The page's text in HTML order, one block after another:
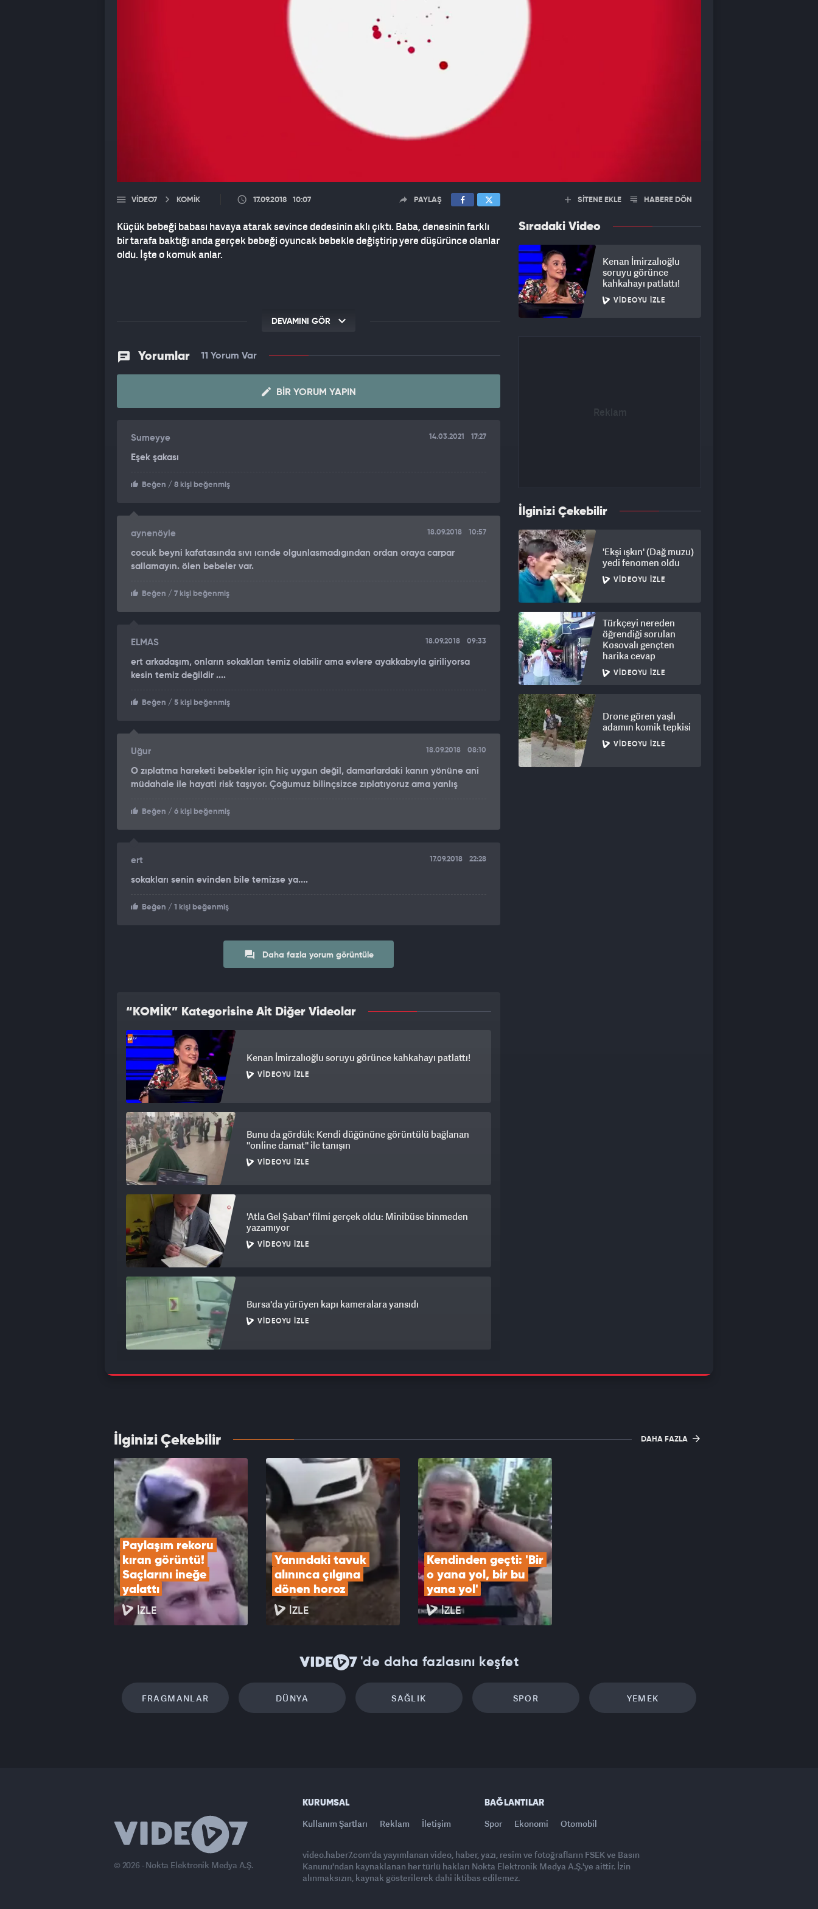
VIDEO7 KOMİK 17.09.2018 10:07 PAYLAŞ
Küçük bebeği babası havaya atarak sevince dedesinin aklı çıktı. Baba, denesinin farklı
bir tarafa baktığı anda gerçek bebeği oyuncak bebekle değiştirip yere düşürünce olanlar
oldu. İşte o komuk anlar.
DEVAMINI GÖR
Yorumlar 11 Yorum Var
BIR YORUM YAPIN
Sumeyye 14.03.2021 17:27
Eşek şakası
Beğen / 8 kişi beğenmiş
aynenöyle 18.09.2018 10:57
cocuk beyni kafatasında sıvı ıcınde olgunlasmadıgından ordan oraya carpar
sallamayın. ölen bebeler var.
Beğen / 7 kişi beğenmiş
ELMAS 18.09.2018 09:33
ert arkadaşım, onların sokakları temiz olabilir ama evlere ayakkabıyla giriliyorsa
kesin temiz değildir ....
Beğen / 5 kişi beğenmiş
Uğur 18.09.2018 08:10
O zıplatma hareketi bebekler için hiç uygun değil, damarlardaki kanın yönüne ani
müdahale ile hayati risk taşıyor. Çoğumuz bilinçsizce zıplatıyoruz ama yanlış
Beğen / 6 kişi beğenmiş
ert 17.09.2018 22:28
sokakları senin evinden bile temizse ya....
Beğen / 1 kişi beğenmiş
Daha fazla yorum görüntüle
“KOMİK” Kategorisine Ait Diğer Videolar
Kenan İmirzalıoğlu soruyu görünce kahkahayı patlattı!
VIDEOYU İZLE
Bunu da gördük: Kendi düğününe görüntülü bağlanan
''online damat'' ile tanışın
VIDEOYU İZLE
'Atla Gel Şaban' filmi gerçek oldu: Minibüse binmeden
yazamıyor
VIDEOYU İZLE
Bursa'da yürüyen kapı kameralara yansıdı
VIDEOYU İZLE
Motosiklet kullanmayı bilmeyen ve motosiklet çalan
hırsızın komik anları kameralarda
VIDEOYU İZLE
SİTENE EKLE HABERE DÖN
Sıradaki Video
Kenan İmirzalıoğlu
soruyu görünce
kahkahayı patlattı!
VIDEOYU İZLE
İlginizi Çekebilir
'Ekşi ışkın' (Dağ muzu)
yedi fenomen oldu
VIDEOYU İZLE
Türkçeyi nereden
öğrendiği sorulan
Kosovalı gençten
harika cevap
VIDEOYU İZLE
Drone gören yaşlı
adamın komik tepkisi
VIDEOYU İZLE
İlginizi Çekebilir DAHA FAZLA
Paylaşım rekoru
kıran görüntü!
Saçlarını ineğe
yalattı
İZLE
Yanındaki tavuk
alınınca çılgına
dönen horoz
İZLE
Kendinden geçti: 'Bir
o yana yol, bir bu
yana yol'
İZLE
'de daha fazlasını keşfet
FRAGMANLAR DÜNYA SAĞLIK SPOR YEMEK
© 2026 - Nokta Elektronik Medya A.Ş.
KURUMSAL
Kullanım Şartları Reklam İletişim
BAĞLANTILAR
Spor Ekonomi Otomobil
video.haber7.com'da yayımlanan video, haber, yazı, resim ve fotoğrafların FSEK ve Basın
Kanunu'ndan kaynaklanan her türlü hakları Nokta Elektronik Medya A.Ş.'ye aittir. İzin
alınmaksızın, kaynak gösterilerek dahi iktibas edilemez.